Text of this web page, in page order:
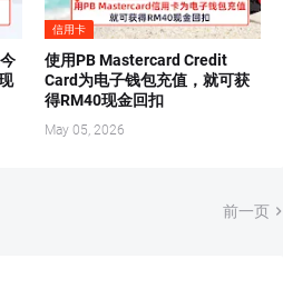
信用卡
使用PB Mastercard Credit
Card为电子钱包充值，就可获
得RM40现金回扣
May 05, 2026
前一页